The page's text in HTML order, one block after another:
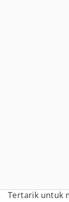
Tertarik untuk